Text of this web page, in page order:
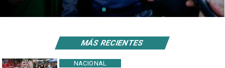
NACIONAL
MÁS RECIENTES